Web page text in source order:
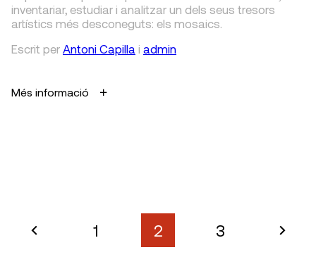
inventariar, estudiar i analitzar un dels seus tresors
artístics més desconeguts: els mosaics.
Escrit per Antoni Capilla i admin
Més informació
1 2 3